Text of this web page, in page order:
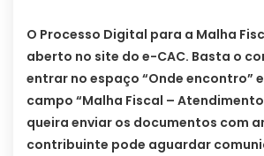
O Processo Digital para a Malha
aberto no site do e-CAC. Basta o
entrar no espaço “Onde encontro”
campo “Malha Fiscal –
queira enviar os documentos com
contribuinte pode aguardar